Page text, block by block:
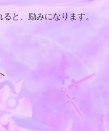
と、励みになります。